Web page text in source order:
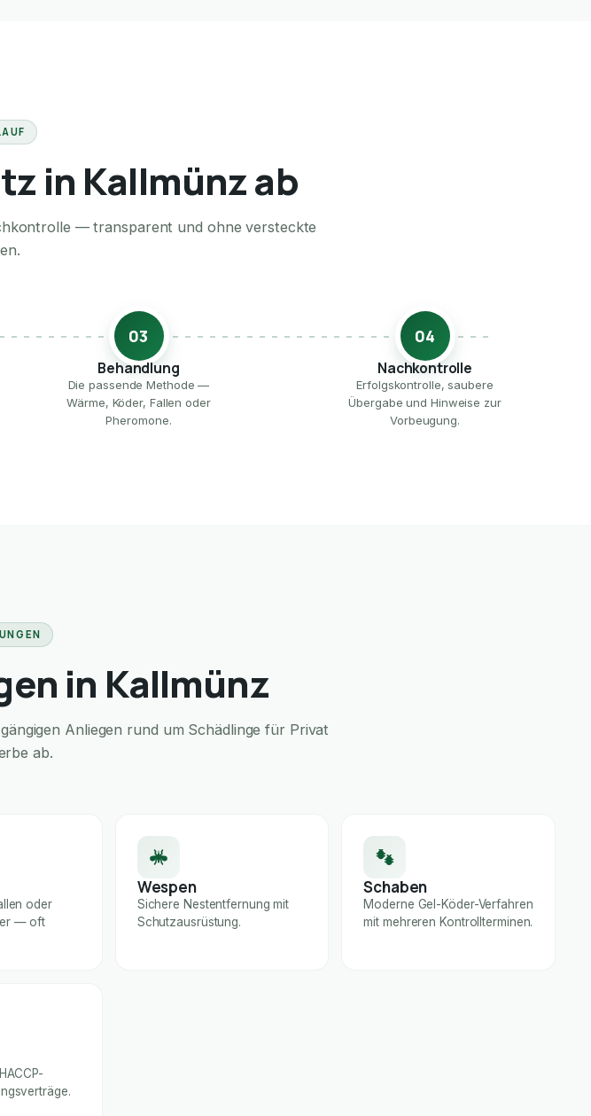
in Kallmünz ab
— transparent und ohne versteckte
03
Behandlung
Die passende Methode —
Wärme, Köder, Fallen oder
Pheromone.
04
Nachkontrolle
Erfolgskontrolle, saubere
Übergabe und Hinweise zur
Vorbeugung.
in Kallmünz
Anliegen rund um Schädlinge für Privat
ab.
oder
— oft
Wespen
Sichere Nestentfernung mit
Schutzausrüstung.
Schaben
Moderne Gel-Köder-Verfahren
mit mehreren Kontrollterminen.